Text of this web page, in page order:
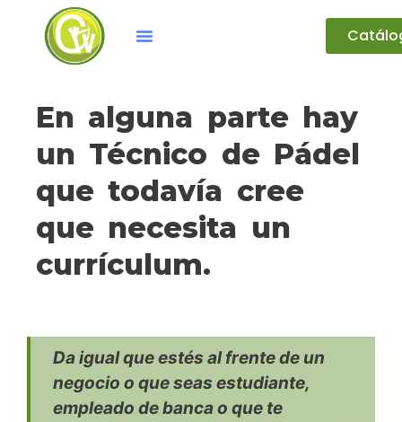
En alguna parte hay
un Técnico de Pádel
que todavía cree
que necesita un
currículum.
Da igual que estés al frente de un
negocio o que seas estudiante,
empleado de banca o que te